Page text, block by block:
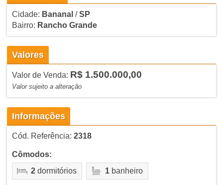
Cidade: Bananal /SP
Bairro: Rancho Grande
Valores
Valor de Venda: R$ 1.500.000,00
Valor sujeito a alteração
Informações
Cód. Referência: 2318
Cômodos:
2dormitórios 1banheiro